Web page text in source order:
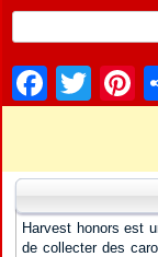
Harvest honors est
de collecter des